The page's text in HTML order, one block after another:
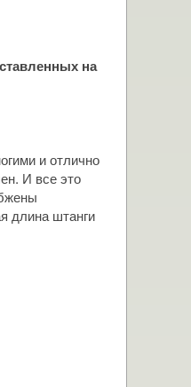
на
и отлично
И все это
длина штанги